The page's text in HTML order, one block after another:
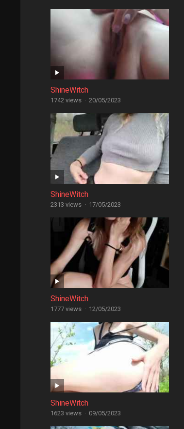
ShineWitch
1742 views · 20/05/2023
ShineWitch
2313 views · 17/05/2023
ShineWitch
1777 views · 12/05/2023
ShineWitch
1623 views · 09/05/2023